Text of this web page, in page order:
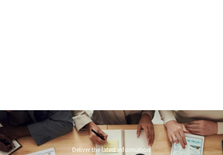
Deliver the latest information